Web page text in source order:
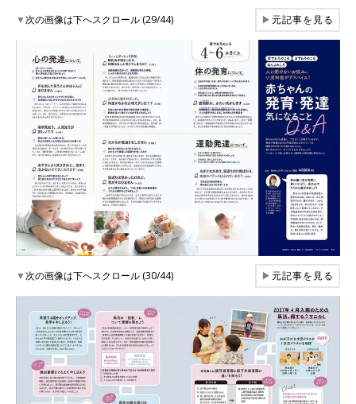
▼次の画像は下へスクロール (29/44) ▶元記事を見る
▼次の画像は下へスクロール (30/44) ▶元記事を見る